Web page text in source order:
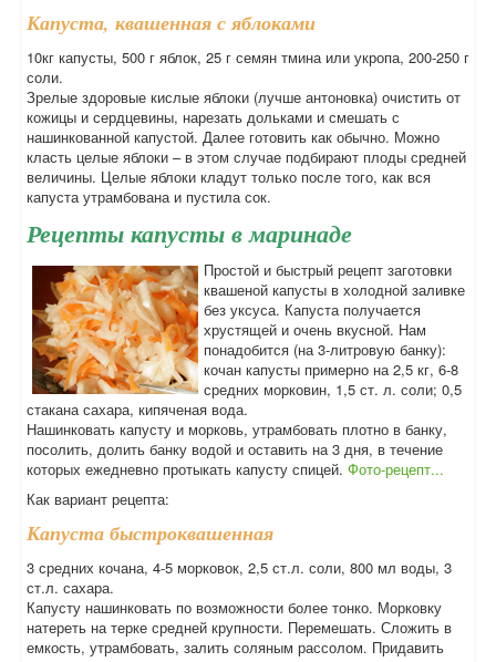
Капуста, квашенная с яблоками
10кг капусты, 500 г яблок, 25 г семян тмина или укропа, 200-250 г
соли.
Зрелые здоровые кислые яблоки (лучше антоновка) очистить от
кожицы и сердцевины, нарезать дольками и смешать с
нашинкованной капустой. Далее готовить как обычно. Можно
класть целые яблоки – в этом случае подбирают плоды средней
величины. Целые яблоки кладут только после того, как вся
капуста утрамбована и пустила сок.
Рецепты капусты в маринаде
Простой и быстрый рецепт заготовки
квашеной капусты в холодной заливке
без уксуса. Капуста получается
хрустящей и очень вкусной. Нам
понадобится (на 3-литровую банку):
кочан капусты примерно на 2,5 кг, 6-8
средних морковин, 1,5 ст. л. соли; 0,5
стакана сахара, кипяченая вода.
Нашинковать капусту и морковь, утрамбовать плотно в банку,
посолить, долить банку водой и оставить на 3 дня, в течение
которых ежедневно протыкать капусту спицей. Фото-рецепт...
Как вариант рецепта:
Капуста быстроквашенная
3 средних кочана, 4-5 морковок, 2,5 ст.л. соли, 800 мл воды, 3
ст.л. сахара.
Капусту нашинковать по возможности более тонко. Морковку
натереть на терке средней крупности. Перемешать. Сложить в
емкость, утрамбовать, залить соляным рассолом. Придавить